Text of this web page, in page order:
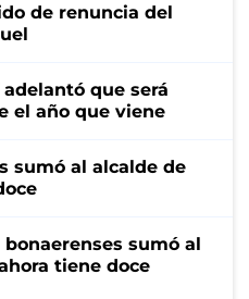
de renuncia del
que será
el año que viene
sumó al alcalde de
sumó al
tiene doce